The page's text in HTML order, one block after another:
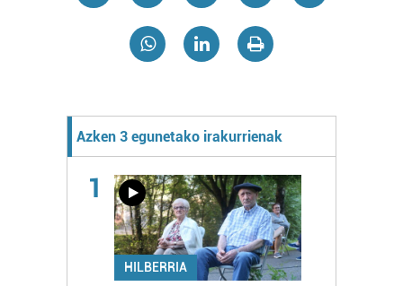
Azken 3 egunetako irakurrienak
1
HILBERRIA